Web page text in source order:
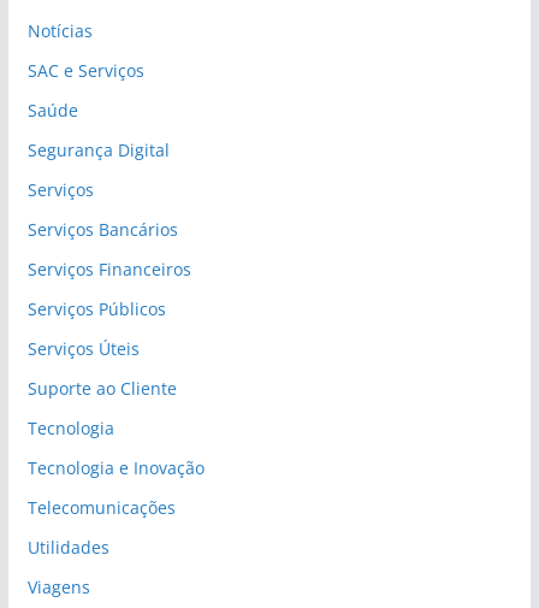
Notícias
SAC e Serviços
Saúde
Segurança Digital
Serviços
Serviços Bancários
Serviços Financeiros
Serviços Públicos
Serviços Úteis
Suporte ao Cliente
Tecnologia
Tecnologia e Inovação
Telecomunicações
Utilidades
Viagens